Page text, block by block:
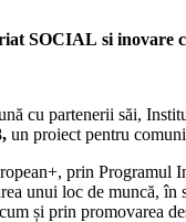
SOCIAL si inovare
cu partenerii săi,
, un proiect pentru
prin
unui loc de muncă,
și prin promovarea